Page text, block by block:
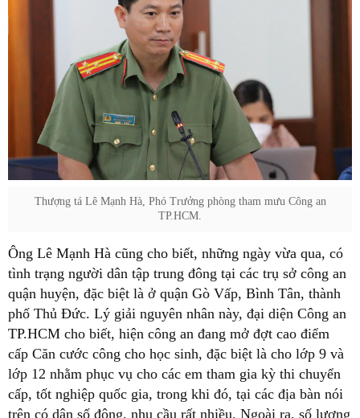
Thượng tá Lê Mạnh Hà, Phó Trưởng phòng tham mưu Công an
TP.HCM.
Ông Lê Mạnh Hà cũng cho biết, những ngày vừa qua, có
tình trạng người dân tập trung đông tại các trụ sở công an
quận huyện, đặc biệt là ở quận Gò Vấp, Bình Tân, thành
phố Thủ Đức. Lý giải nguyên nhân này, đại diện Công an
TP.HCM cho biết, hiện công an đang mở đợt cao điểm
cấp Căn cước công cho học sinh, đặc biệt là cho lớp 9 và
lớp 12 nhằm phục vụ cho các em tham gia kỳ thi chuyển
cấp, tốt nghiệp quốc gia, trong khi đó, tại các địa bàn nói
trên có dân số đông, nhu cầu rất nhiều. Ngoài ra, số lượng